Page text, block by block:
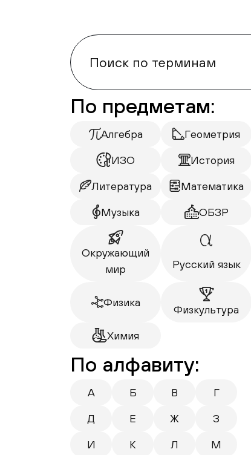
По предметам:
Алгебра Геометрия
ИЗО История
Литература Математика
Музыка ОБЗР
Окружающий
мир
Русский язык
Физика
Физкультура
Химия
По алфавиту:
А Б В Г
Д Е Ж З
И К Л М